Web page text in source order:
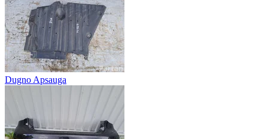
Dugno Apsauga